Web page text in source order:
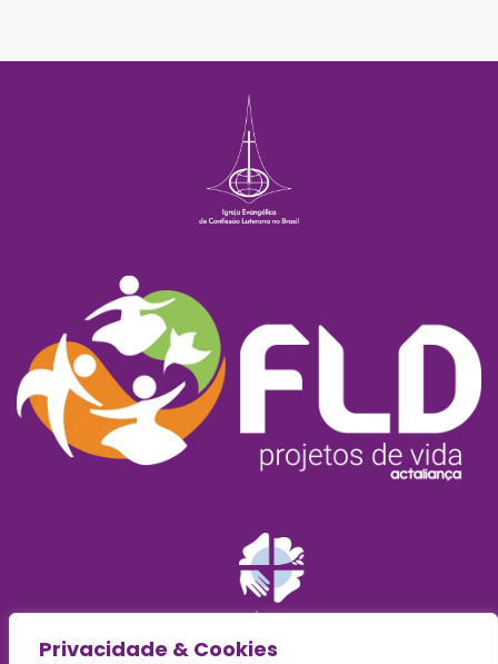
Privacidade & Cookies